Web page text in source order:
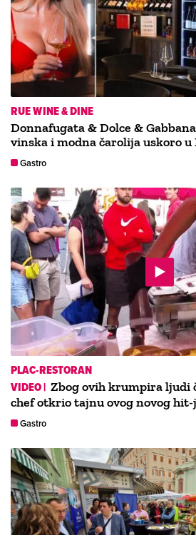
RUE WINE & DINE
Donnafugata & Dolce &
vinska i modna čarolija uskoro u
Gastro
PLAC-RESTORAN
VIDEO | Zbog ovih krumpira ljudi
chef otkrio tajnu ovog novog
Gastro